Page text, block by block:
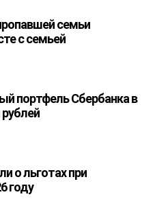
семьи
с семьей
портфель Сбербанка в
о льготах при
году